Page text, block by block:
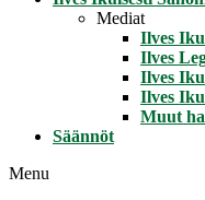
Mediat
Ilves
Ilves
Ilves
Ilves
Muut
Säännöt
Menu